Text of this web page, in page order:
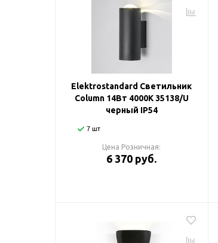
Elektrostandard Светильник
Column 14Вт 4000К 35138/U
черный IP54
7 шт
Цена Розничная:
6 370 руб.